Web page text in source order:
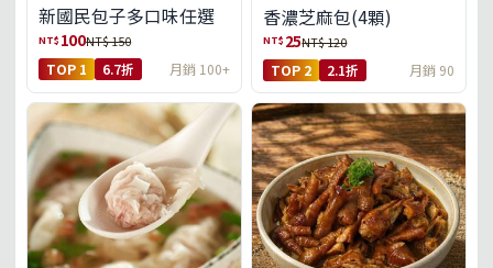
新國民包子多口味任選
NT$ 100NT$ 150
TOP 1 6.7折 月銷 100+
香濃芝麻包(4顆)
NT$ 25NT$ 120
TOP 2 2.1折 月銷 90